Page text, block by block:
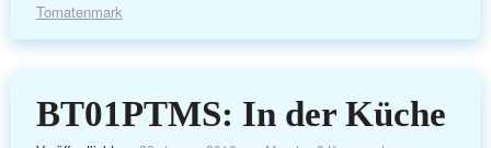
Tomatenmark
BT01PTMS: In der Küche